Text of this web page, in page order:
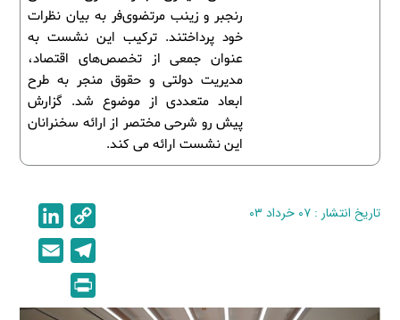
رنجبر و زینب مرتضوی‌فر به بیان نظرات
خود پرداختند. ترکیب این نشست به
عنوان جمعی از تخصص‌های اقتصاد،
مدیریت دولتی و حقوق منجر به طرح
ابعاد متعددی از موضوع شد. گزارش
پیش رو شرحی مختصر از ارائه سخنرانان
این نشست ارائه می کند.
تاریخ انتشار : ۰۷ خرداد ۰۳
o
p
y
L
i
n
e
e
l
r